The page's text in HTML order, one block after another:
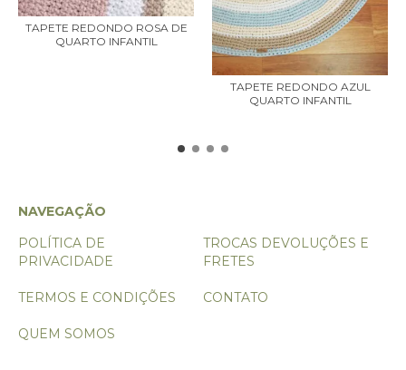
TAPETE REDONDO ROSA DE
QUARTO INFANTIL
TAPETE REDONDO AZUL
QUARTO INFANTIL
NAVEGAÇÃO
POLÍTICA DE
PRIVACIDADE
TROCAS DEVOLUÇÕES E
FRETES
TERMOS E CONDIÇÕES CONTATO
QUEM SOMOS